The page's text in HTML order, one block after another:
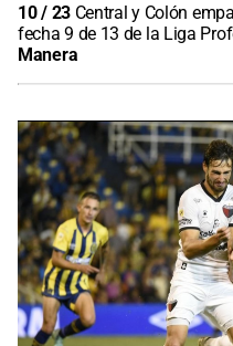
10/ 23 Central y Colón
fecha 9 de 13 de la Liga
Manera